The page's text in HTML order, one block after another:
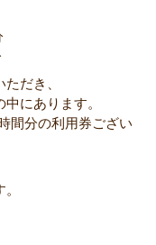
だき、
にあります。
間分の利用券ござい